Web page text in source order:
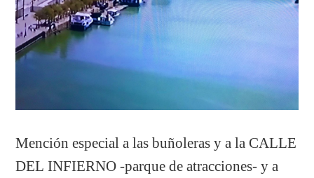
Mención especial a las buñoleras y a la CALLE
DEL INFIERNO -parque de atracciones- y a